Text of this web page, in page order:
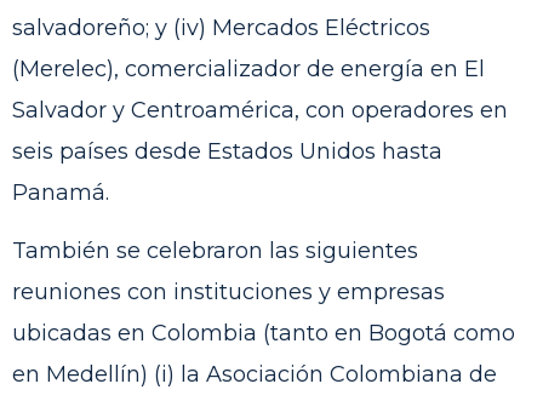
salvadoreño; y (iv) Mercados Eléctricos
(Merelec), comercializador de energía en El
Salvador y Centroamérica, con operadores en
seis países desde Estados Unidos hasta
Panamá.
También se celebraron las siguientes
reuniones con instituciones y empresas
ubicadas en Colombia (tanto en Bogotá como
en Medellín) (i) la Asociación Colombiana de